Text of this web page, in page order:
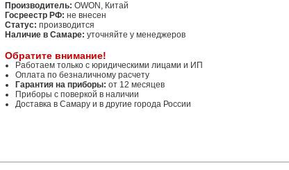
Производитель: OWON, Китай
Госреестр РФ: не внесен
Статус: производится
Наличие в Самаре: уточняйте у менеджеров
Обратите внимание!
Работаем только с юридическими лицами и ИП
Оплата по безналичному расчету
Гарантия на приборы: от 12 месяцев
Приборы с поверкой в наличии
Доставка в Самару и в другие города России